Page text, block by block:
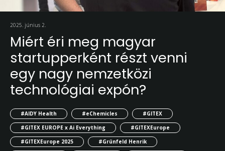
2025. június 2.
Miért éri meg magyar
startupperként részt venni
egy nagy nemzetközi
technológiai expón?
#AIDY Health #eChemicles
#GITEX
#GITEX EUROPE x Ai Everything
#GITEXEurope
#GITEXEurope 2025
#Grünfeld Henrik